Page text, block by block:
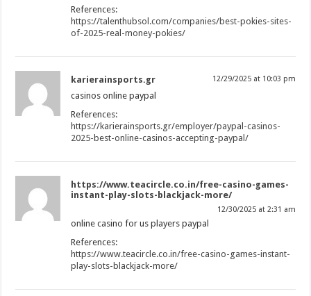
References:
https://talenthubsol.com/companies/best-pokies-sites-
of-2025-real-money-pokies/
karierainsports.gr 12/29/2025 at 10:03 pm
casinos online paypal
References:
https://karierainsports.gr/employer/paypal-casinos-
2025-best-online-casinos-accepting-paypal/
https://www.teacircle.co.in/free-casino-games-
instant-play-slots-blackjack-more/
12/30/2025 at 2:31 am
online casino for us players paypal
References:
https://www.teacircle.co.in/free-casino-games-instant-
play-slots-blackjack-more/